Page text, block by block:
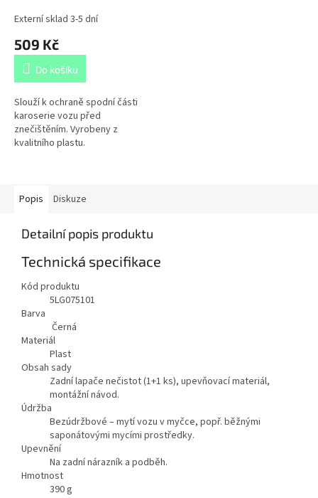
Externí sklad 3-5 dní
509 Kč
Do košíku
Slouží k ochraně spodní části
karoserie vozu před
znečištěním. Vyrobeny z
kvalitního plastu.
Popis Diskuze
Detailní popis produktu
Technická specifikace
Kód produktu
5LG075101
Barva
Černá
Materiál
Plast
Obsah sady
Zadní lapače nečistot (1+1 ks), upevňovací materiál,
montážní návod.
Údržba
Bezúdržbové – mytí vozu v myčce, popř. běžnými
saponátovými mycími prostředky.
Upevnění
Na zadní nárazník a podběh.
Hmotnost
390g